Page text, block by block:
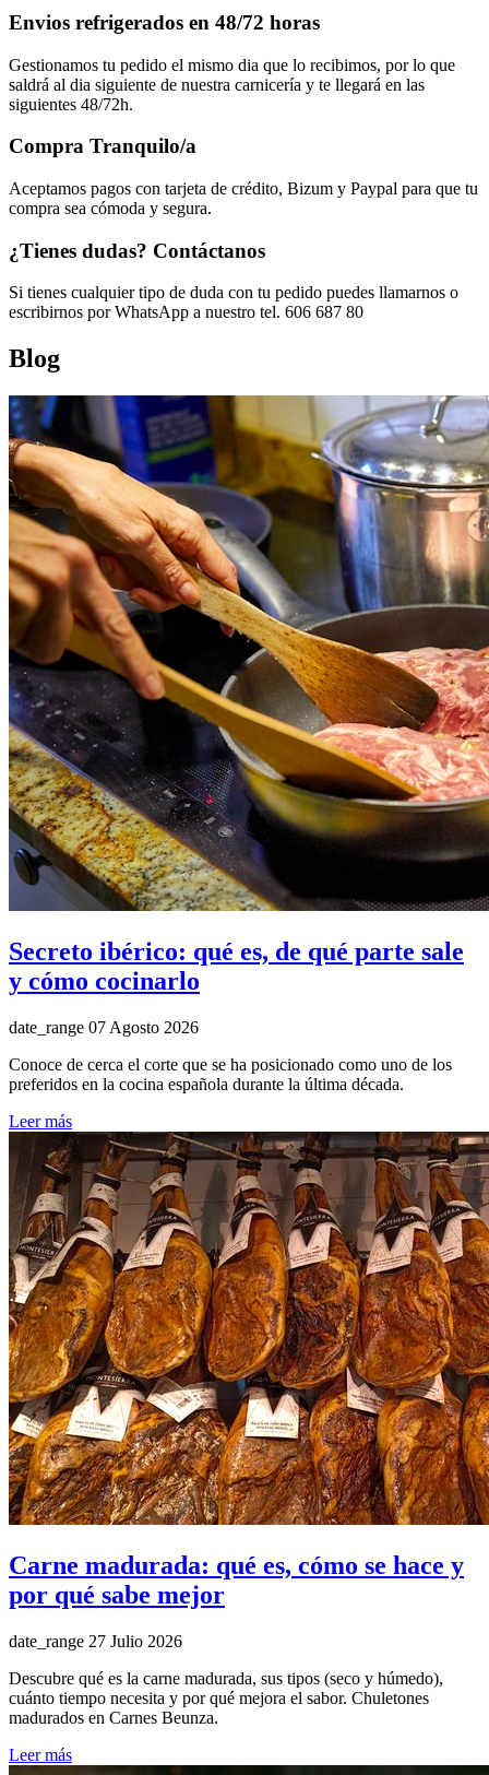
Envios refrigerados en 48/72 horas
Gestionamos tu pedido el mismo dia que lo recibimos, por lo que
saldrá al dia siguiente de nuestra carnicería y te llegará en las
siguientes 48/72h.
Compra Tranquilo/a
Aceptamos pagos con tarjeta de crédito, Bizum y Paypal para que tu
compra sea cómoda y segura.
¿Tienes dudas? Contáctanos
Si tienes cualquier tipo de duda con tu pedido puedes llamarnos o
escribirnos por WhatsApp a nuestro tel. 606 687 80
Blog
Secreto ibérico: qué es, de qué parte sale
y cómo cocinarlo
date_range 07 Agosto 2026
Conoce de cerca el corte que se ha posicionado como uno de los
preferidos en la cocina española durante la última década.
Leer más
Carne madurada: qué es, cómo se hace y
por qué sabe mejor
date_range 27 Julio 2026
Descubre qué es la carne madurada, sus tipos (seco y húmedo),
cuánto tiempo necesita y por qué mejora el sabor. Chuletones
madurados en Carnes Beunza.
Leer más